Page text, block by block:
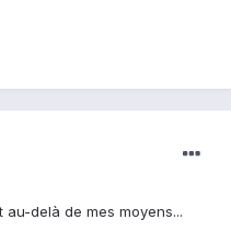
delà de mes moyens...